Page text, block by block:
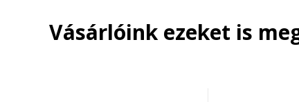
Vásárlóink ezeket is